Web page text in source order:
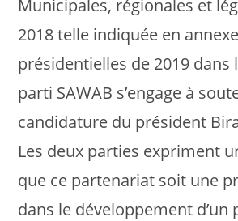
Municipales, régionales et
2018 telle indiquée en
présidentielles de 2019 dans
parti SAWAB s’engage à
candidature du président
Les deux parties expriment
que ce partenariat soit une
dans le développement